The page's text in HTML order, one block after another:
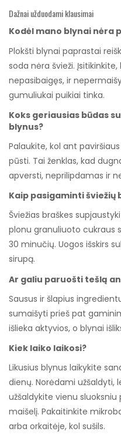
Dažnai užduodami klausimai
Kodėl mano blynai nėra
Plokšti blynai paprastai
soda nėra švieži.
nepasibaigęs, ir
gumuliukai puikiai tinka.
Koks geriausias būdas
blynus?
Palaukite, kol ant
pūsti. Tai ženklas, kad
apversti, neprilipdamas ir
Kaip pasigaminti šviežių
Šviežias braškes
plonu granuliuoto cukraus
30 minučių. Uogos išskirs
sirupą.
Ar galiu paruošti tešlą
Sausus ir šlapius
sumaišyti prieš pat
išlieka aktyvios, o blynai
Kiek laiko laikosi?
Likusius blynus laikykite
dienų. Norėdami užšaldyti,
užšaldykite vienu
maišelį. Pakaitinkite
arba orkaitėje, kol sušils.